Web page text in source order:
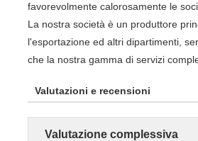
favorevolmente calorosamente le
La nostra società è un produttore
l'esportazione ed altri dipartimenti,
che la nostra gamma di servizi
Valutazioni e recensioni
Valutazione complessiva